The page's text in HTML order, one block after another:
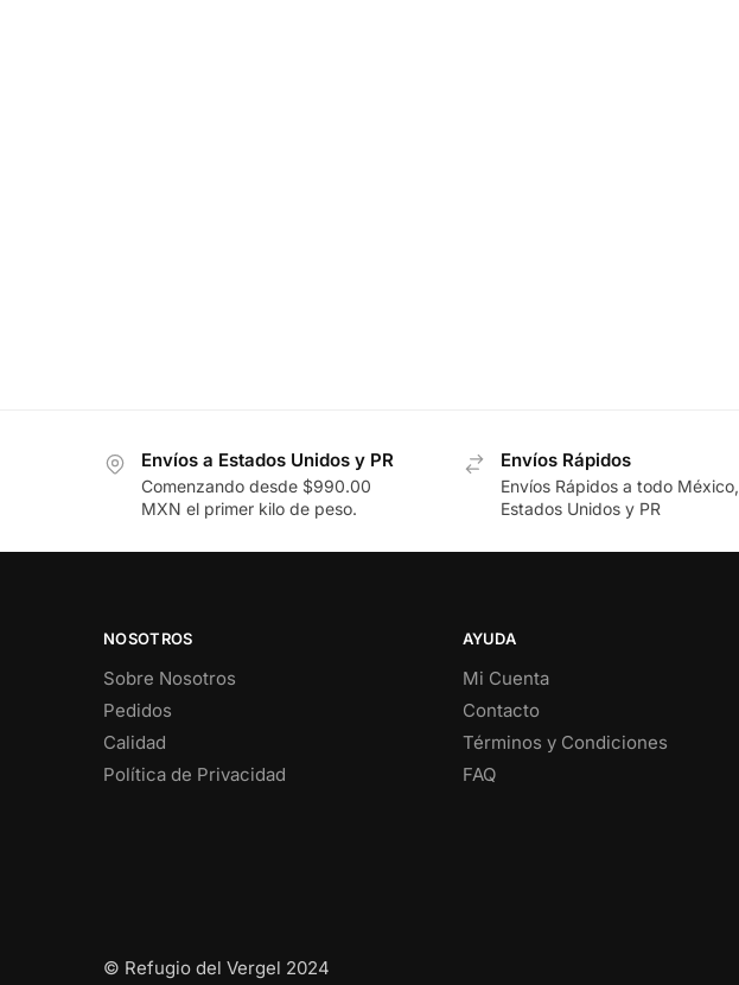
Envíos a Estados Unidos y PR
Comenzando desde $990.00
MXN el primer kilo de peso.
Envíos Rápidos
Envíos Rápidos a todo México,
Estados Unidos y PR
NOSOTROS
Sobre Nosotros
Pedidos
Calidad
Política de Privacidad
AYUDA
Mi Cuenta
Contacto
Términos y Condiciones
FAQ
© Refugio del Vergel 2024